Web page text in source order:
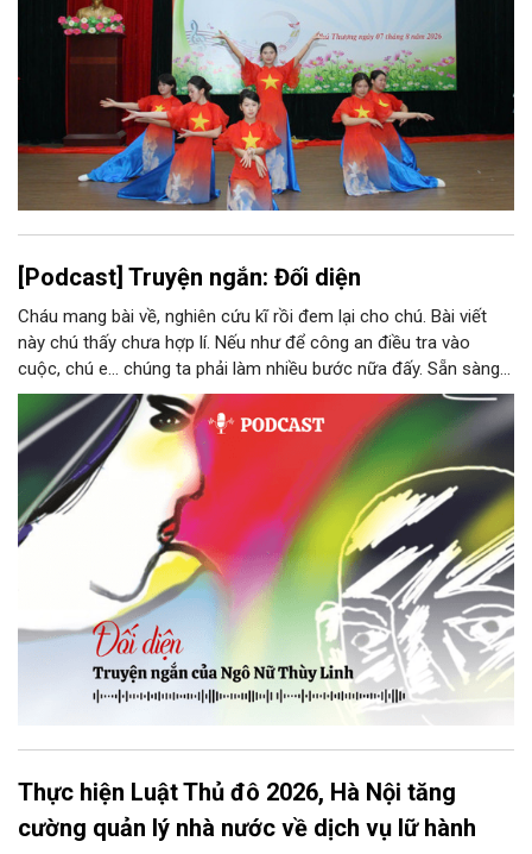
[Podcast] Truyện ngắn: Đối diện
Cháu mang bài về, nghiên cứu kĩ rồi đem lại cho chú. Bài viết
này chú thấy chưa hợp lí. Nếu như để công an điều tra vào
cuộc, chú e… chúng ta phải làm nhiều bước nữa đấy. Sẵn sàng
thì tiếp tục nhé! Chú Minh cầm tập bài viết đưa lại cho Thy. Cô
ngại ngùng đỡ lấy. Đây là lần thứ ba, loạt bài phóng sự của mình
bị Tổng biên tập kêu lên để trả lại...
Thực hiện Luật Thủ đô 2026, Hà Nội tăng
cường quản lý nhà nước về dịch vụ lữ hành